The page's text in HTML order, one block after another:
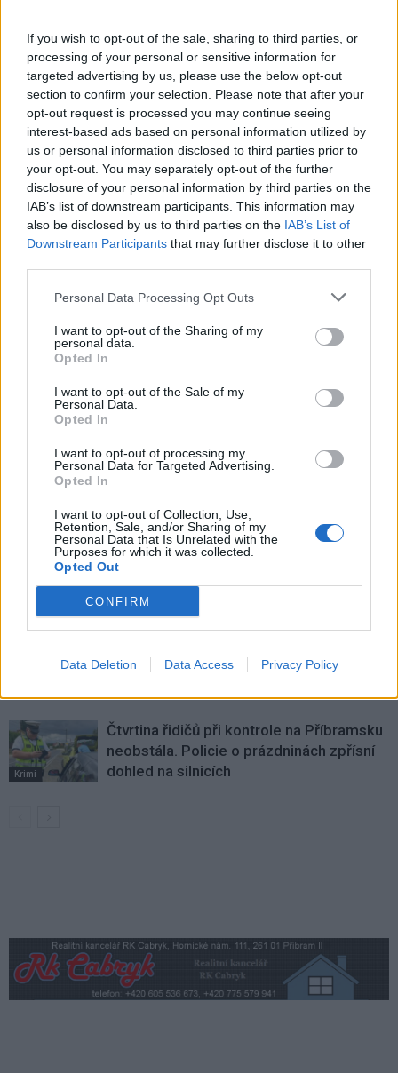
If you wish to opt-out of the sale, sharing to third parties, or
processing of your personal or sensitive information for
targeted advertising by us, please use the below opt-out
section to confirm your selection. Please note that after your
opt-out request is processed you may continue seeing
interest-based ads based on personal information utilized by
us or personal information disclosed to third parties prior to
your opt-out. You may separately opt-out of the further
disclosure of your personal information by third parties on the
IAB’s list of downstream participants. This information may
also be disclosed by us to third parties on the IAB’s List of
Downstream Participants that may further disclose it to other
Personal Data Processing Opt Outs
I want to opt-out of the Sharing of my
personal data.
Opted In
I want to opt-out of the Sale of my
Personal Data.
Opted In
I want to opt-out of processing my
Personal Data for Targeted Advertising.
Opted In
I want to opt-out of Collection, Use,
Retention, Sale, and/or Sharing of my
Personal Data that Is Unrelated with the
Purposes for which it was collected.
Opted Out
CONFIRM
Data Deletion Data Access Privacy Policy
Komentáře
TAGY alkohol cyklistka doprava Drásov
hlídka
motorkář Policie ČR
Příbramsko
škoda
smrt srážka úmrtí Velikonoce zranění zvěř
Předchozí článek
Jízdní řád MHD čekají drobné
Do druhého ročníku
participativního rozpočtu
SOUVISEJÍCÍ ČLÁNKY
VÍCE OD AUTORA
Vykradených aut na Příbramsku přibylo.
při víkendové akci na Příbramsku odhalila
Krimi
Čtvrtina řidičů při kontrole na Příbramsku
neobstála. Policie o prázdninách zpřísní
dohled na silnicích